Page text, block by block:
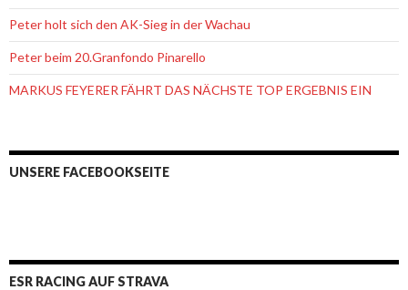
Peter holt sich den AK-Sieg in der Wachau
Peter beim 20.Granfondo Pinarello
MARKUS FEYERER FÄHRT DAS NÄCHSTE TOP ERGEBNIS EIN
UNSERE FACEBOOKSEITE
ESR RACING AUF STRAVA